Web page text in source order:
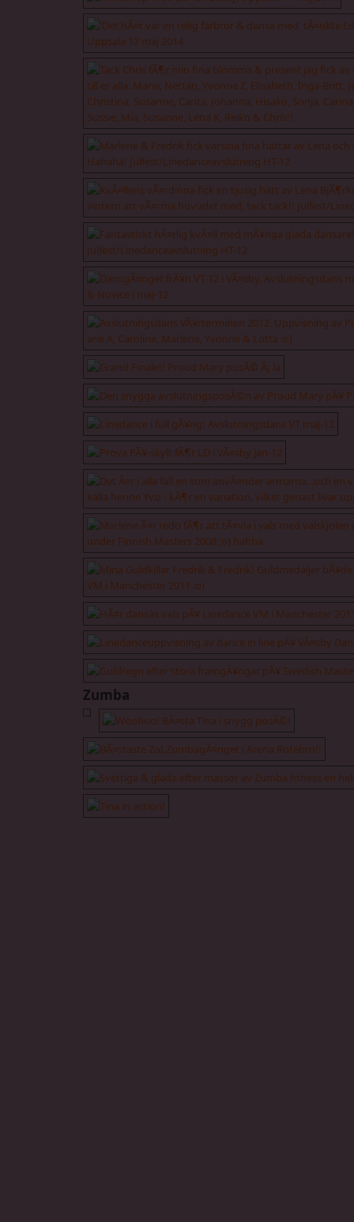
Zumba